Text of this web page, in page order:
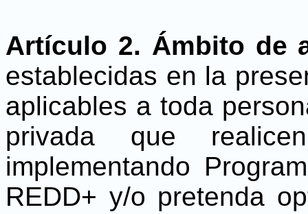
Artículo 2. Ámbito de
establecidas en la
aplicables a toda
privada que
implementando
REDD+ y/o pretenda